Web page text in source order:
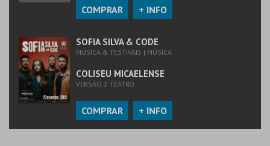
COMPRAR + INFO
SOFIA SILVA & CODE
MÚSICA & FESTIVAIS | MÚSICA
COLISEU MICAELENSE
VERSÃO 2 TEATRO
COMPRAR + INFO